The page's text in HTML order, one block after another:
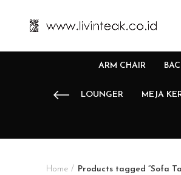
ARM CHAIR
LOUNGER MEJA
Home Products tagged “Sofa